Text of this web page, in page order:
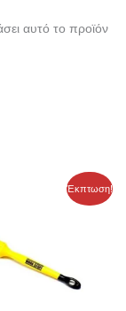
αυτό το προϊόν
Έκπτωση!
έχει
πολλαπλές